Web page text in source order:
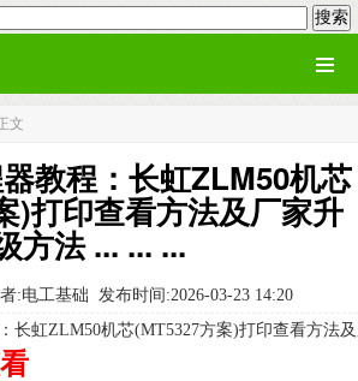
文
教程：长虹ZLM50机芯
)打印查看方法及厂家升
方法 ... ... ...
:电工基础 发布时间:2026-03-23 14:20
长虹ZLM50机芯(MT5327方案)打印查看方法